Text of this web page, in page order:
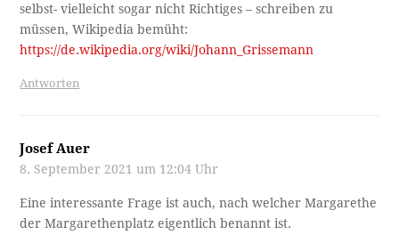
selbst- vielleicht sogar nicht Richtiges – schreiben zu
müssen, Wikipedia bemüht:
https://de.wikipedia.org/wiki/Johann_Grissemann
Antworten
Josef Auer
8. September 2021 um 12:04 Uhr
Eine interessante Frage ist auch, nach welcher Margarethe
der Margarethenplatz eigentlich benannt ist.